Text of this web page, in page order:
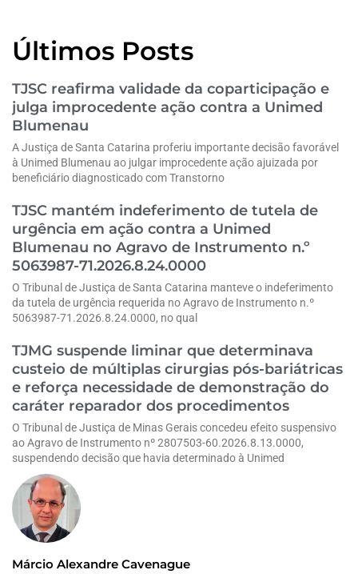
Márcio Alexandre Cavenague
Últimos Posts
TJSC reafirma validade da coparticipação e
julga improcedente ação contra a Unimed
Blumenau
A Justiça de Santa Catarina proferiu importante decisão favorável
à Unimed Blumenau ao julgar improcedente ação ajuizada por
beneficiário diagnosticado com Transtorno
TJSC mantém indeferimento de tutela de
urgência em ação contra a Unimed
Blumenau no Agravo de Instrumento n.º
5063987-71.2026.8.24.0000
O Tribunal de Justiça de Santa Catarina manteve o indeferimento
da tutela de urgência requerida no Agravo de Instrumento n.º
5063987-71.2026.8.24.0000, no qual
TJMG suspende liminar que determinava
custeio de múltiplas cirurgias pós-bariátricas
e reforça necessidade de demonstração do
caráter reparador dos procedimentos
O Tribunal de Justiça de Minas Gerais concedeu efeito suspensivo
ao Agravo de Instrumento nº 2807503-60.2026.8.13.0000,
suspendendo decisão que havia determinado à Unimed